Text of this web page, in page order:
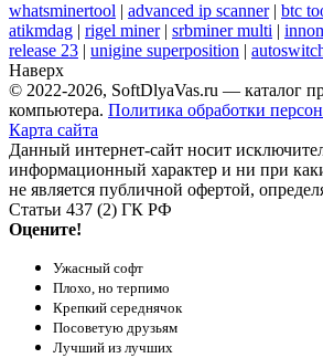
whatsminertool advanced ip scanner| btc
atikmdag
rigel miner| srbminer multi
release 23
unigine superposition
Наверх
© 2022-2026, SoftDlyaVas.ru — каталог
компьютера. Политика обработки
Карта сайта
Данный интернет-сайт носит
информационный характер и ни при
не является публичной офертой,
Статьи 437 (2) ГК РФ
Оцените!
Ужасный софт
Плохо, но терпимо
Крепкий середнячок
Посоветую друзьям
Лучший из лучших